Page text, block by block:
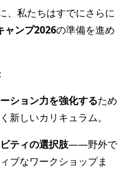
、私たちはすでにさらに
ャンプ2026の準備を進め
ション力を強化するため
新しいカリキュラム。
ティの選択肢——野外で
ブなワークショップま